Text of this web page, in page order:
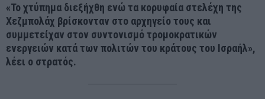
«Το χτύπημα διεξήχθη ενώ τα κορυφαία στελέχη της
Χεζμπολάχ βρίσκονταν στο αρχηγείο τους και
συμμετείχαν στον συντονισμό τρομοκρατικών
ενεργειών κατά των πολιτών του κράτους του Ισραήλ»,
λέει ο στρατός.